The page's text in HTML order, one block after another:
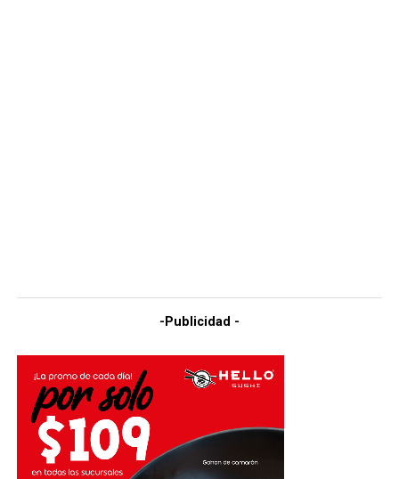
-Publicidad -